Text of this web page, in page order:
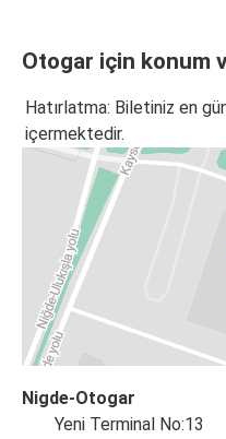
Otogar için konum
Hatırlatma: Biletiniz en
içermektedir.
Nigde-Otogar
Yeni Terminal No:13